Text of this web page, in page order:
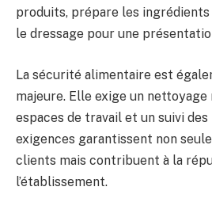
produits, prépare les
le dressage pour une
La sécurité alimentaire est
majeure. Elle exige un
espaces de travail et un suivi
exigences garantissent non
clients mais contribuent à la
l’établissement.